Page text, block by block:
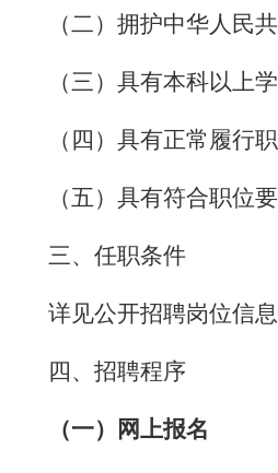
（二）拥护中华人民
（三）具有本科以上
（四）具有正常履行
（五）具有符合职位
三、任职条件
详见公开招聘岗位信息
四、招聘程序
（一）网上报名